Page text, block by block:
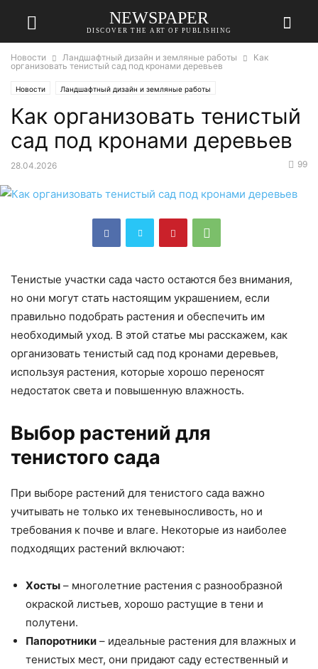
NEWSPAPER
DISCOVER THE ART OF PUBLISHING
Новости Ландшафтный дизайн и земляные работы
Как
организовать тенистый сад под кронами деревьев
Новости Ландшафтный дизайн и земляные работы
Как организовать тенистый
сад под кронами деревьев
28.04.2026 99
Тенистые участки сада часто остаются без внимания,
но они могут стать настоящим украшением, если
правильно подобрать растения и обеспечить им
необходимый уход. В этой статье мы расскажем, как
организовать тенистый сад под кронами деревьев,
используя растения, которые хорошо переносят
недостаток света и повышенную влажность.
Выбор растений для
тенистого сада
При выборе растений для тенистого сада важно
учитывать не только их теневыносливость, но и
требования к почве и влаге. Некоторые из наиболее
подходящих растений включают:
Хосты – многолетние растения с разнообразной
окраской листьев, хорошо растущие в тени и
полутени.
Папоротники – идеальные растения для влажных и
тенистых мест, они придают саду естественный и